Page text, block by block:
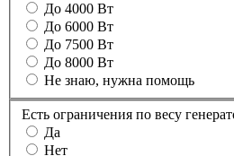
До 4000 Вт
До 6000 Вт
До 7500 Вт
До 8000 Вт
Не знаю, нужна помощь
Есть ограничения по весу
Да
Нет